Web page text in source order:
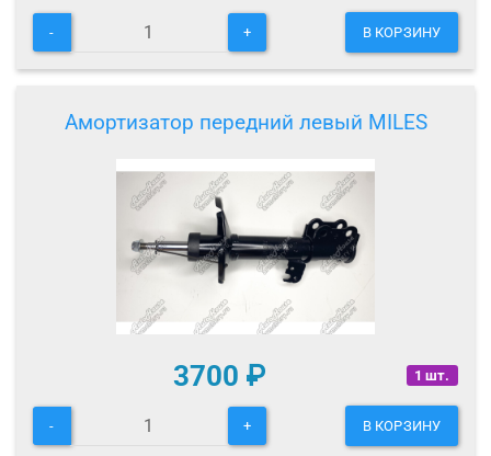
- + В КОРЗИНУ
Амортизатор передний левый MILES
1 шт.
3700 ₽
- + В КОРЗИНУ